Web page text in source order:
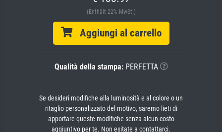
(Enthält 22% MwSt.)
Aggiungi al carrello
Qualità della stampa:PERFETTA
Se desideri modifiche alla luminosità e al colore o un
ritaglio personalizzato del motivo, saremo lieti di
apportare queste modifiche senza alcun costo
aggiuntivo per te. Non esitate a contattarci.